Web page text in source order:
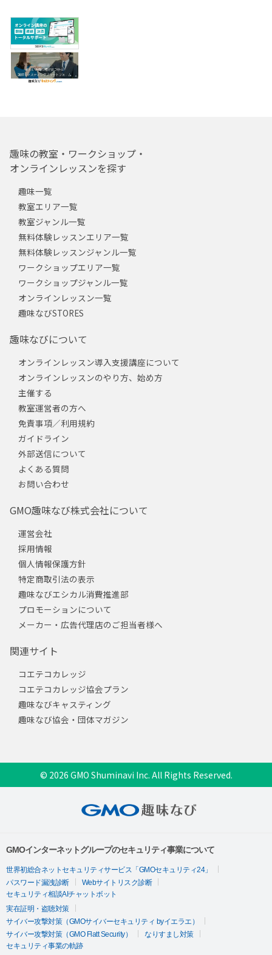
趣味の教室・ワークショップ・
オンラインレッスンを探す
趣味一覧
教室エリア一覧
教室ジャンル一覧
無料体験レッスンエリア一覧
無料体験レッスンジャンル一覧
ワークショップエリア一覧
ワークショップジャンル一覧
オンラインレッスン一覧
趣味なびSTORES
趣味なびについて
オンラインレッスン導入支援講座について
オンラインレッスンのやり方、始め方
主催する
教室運営者の方へ
免責事項／利用規約
ガイドライン
外部送信について
よくある質問
お問い合わせ
GMO趣味なび株式会社について
運営会社
採用情報
個人情報保護方針
特定商取引法の表示
趣味なびエシカル消費推進部
プロモーションについて
メーカー・広告代理店のご担当者様へ
関連サイト
コエテコカレッジ
コエテコカレッジ協会プラン
趣味なびキャスティング
趣味なび協会・団体マガジン
© 2026 GMO Shuminavi Inc. All Rights Reserved.